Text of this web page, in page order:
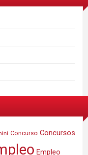
Concurso Concursos
Empleo